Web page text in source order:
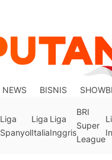
NEWS BISNIS
Liga
Spanyol
Liga
Italia
Liga
Inggris
BRI
Super
League